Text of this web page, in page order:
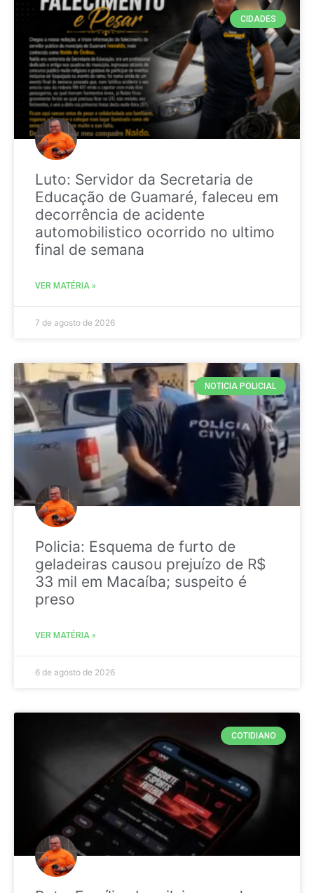
CIDADES
Luto: Servidor da Secretaria de
Educação de Guamaré, faleceu em
decorrência de acidente
automobilistico ocorrido no ultimo
final de semana
VER MATÉRIA »
7 de agosto de 2026
NOTICIA POLICIAL
Policia: Esquema de furto de
geladeiras causou prejuízo de R$
33 mil em Macaíba; suspeito é
preso
VER MATÉRIA »
6 de agosto de 2026
COTIDIANO